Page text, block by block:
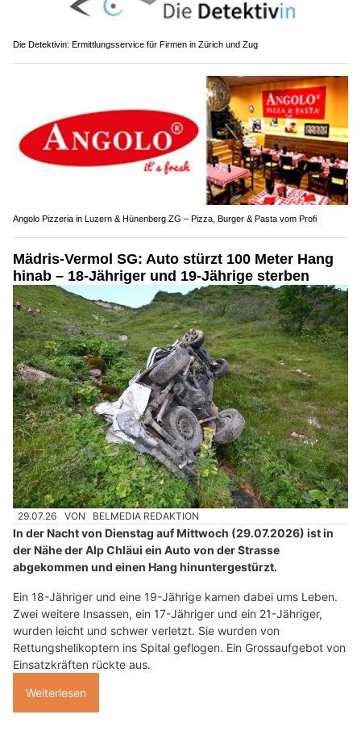
Die Detektivin: Ermittlungsservice für Firmen in Zürich und Zug
Angolo Pizzeria in Luzern & Hünenberg ZG – Pizza, Burger & Pasta vom Profi
Mädris-Vermol SG: Auto stürzt 100 Meter Hang
hinab – 18-Jähriger und 19-Jährige sterben
29.07.26 VON BELMEDIA REDAKTION
In der Nacht von Dienstag auf Mittwoch (29.07.2026) ist in
der Nähe der Alp Chläui ein Auto von der Strasse
abgekommen und einen Hang hinuntergestürzt.
Ein 18-Jähriger und eine 19-Jährige kamen dabei ums Leben.
Zwei weitere Insassen, ein 17-Jähriger und ein 21-Jähriger,
wurden leicht und schwer verletzt. Sie wurden von
Rettungshelikoptern ins Spital geflogen. Ein Grossaufgebot von
Einsatzkräften rückte aus.
Weiterlesen